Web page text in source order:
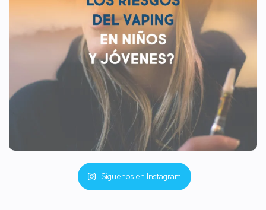
Síguenos en Instagram